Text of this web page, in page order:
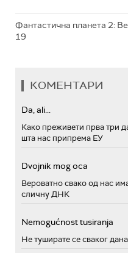
Фантастична планета 2:
19
КОМЕНТАРИ
Da, ali...
Како преживети прва три
шта нас припрема ЕУ
Dvojnik mog oca
Вероватно свако од нас
сличну ДНК
Nemogućnost tusiranja
Не туширате се сваког